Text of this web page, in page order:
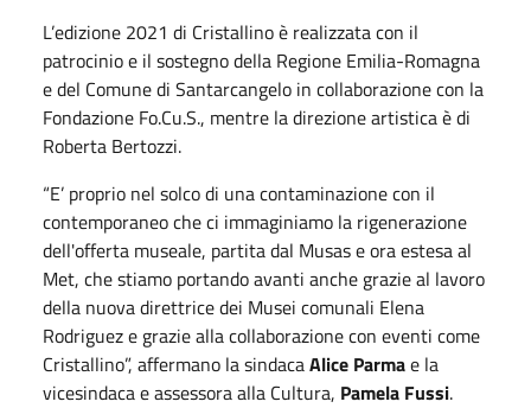
L’edizione 2021 di Cristallino è realizzata con il
patrocinio e il sostegno della Regione Emilia-Romagna
e del Comune di Santarcangelo in collaborazione con la
Fondazione Fo.Cu.S., mentre la direzione artistica è di
Roberta Bertozzi.
“E’ proprio nel solco di una contaminazione con il
contemporaneo che ci immaginiamo la rigenerazione
dell'offerta museale, partita dal Musas e ora estesa al
Met, che stiamo portando avanti anche grazie al lavoro
della nuova direttrice dei Musei comunali Elena
Rodriguez e grazie alla collaborazione con eventi come
Cristallino”, affermano la sindacaAlice Parmae la
vicesindaca e assessora alla Cultura, Pamela Fussi.